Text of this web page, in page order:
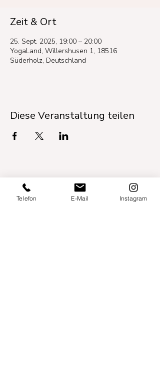
Zeit & Ort
25. Sept. 2025, 19:00 – 20:00
YogaLand, Willershusen 1, 18516
Süderholz, Deutschland
Diese Veranstaltung teilen
Telefon E-Mail Instagram